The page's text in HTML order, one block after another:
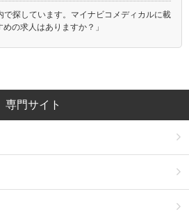
で探しています。マイナビコメディカルに載
の求人はありますか？」
専門サイト